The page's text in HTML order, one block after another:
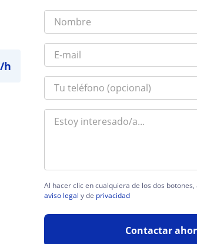
/h
Al hacer clic en cualquiera de los dos
aviso legal y de privacidad
Contactar